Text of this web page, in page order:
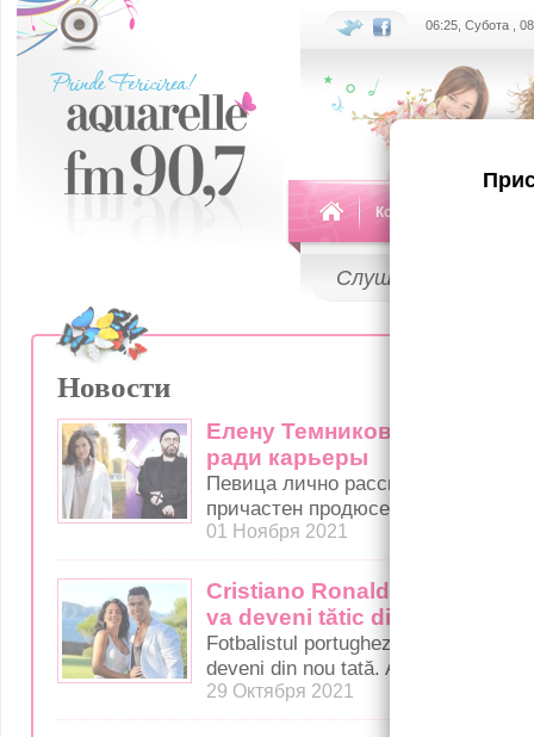
06:25, Субота ,
Команда
Слушай
Новости
Елену Темникову
ради карьеры
Певица лично расскрыла одну из
причастен продюсер группы
01 Ноября 2021
Cristiano Ronaldo, știre
va deveni tătic din nou (foto)
Fotbalistul portughez Cristiano
deveni din nou tată. Anunțul a fost
29 Октября 2021